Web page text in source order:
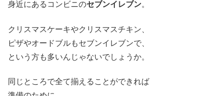
身近にあるコンビニのセブンイレブン。
クリスマスケーキやクリスマスチキン、
ピザやオードブルもセブンイレブンで、
という方も多いんじゃないでしょうか。
同じところで全て揃えることができれば